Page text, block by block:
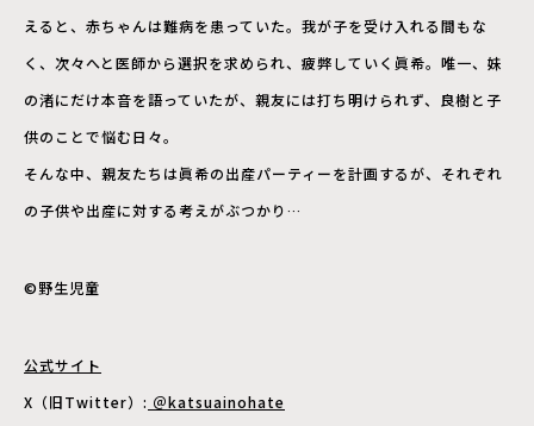
えると、⾚ちゃんは難病を患っていた。我が⼦を受け⼊れる間もな
く、次々へと医師から選択を求められ、疲弊していく眞希。唯⼀、妹
の渚にだけ本⾳を語っていたが、親友には打ち明けられず、良樹と⼦
供のことで悩む⽇々。
そんな中、親友たちは眞希の出産パーティーを計画するが、それぞれ
の⼦供や出産に対する考えがぶつかり…
©野⽣児童
公式サイト
X（旧Twitter）: ＠katsuainohate